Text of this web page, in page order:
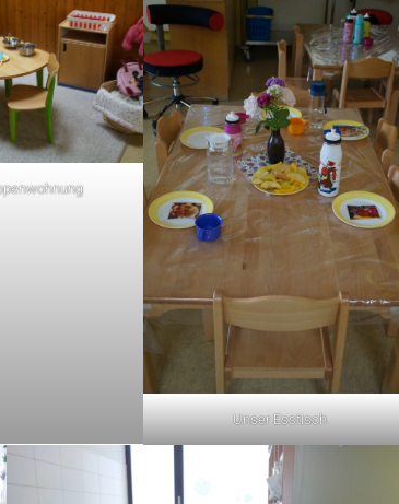
Unser Esstisch